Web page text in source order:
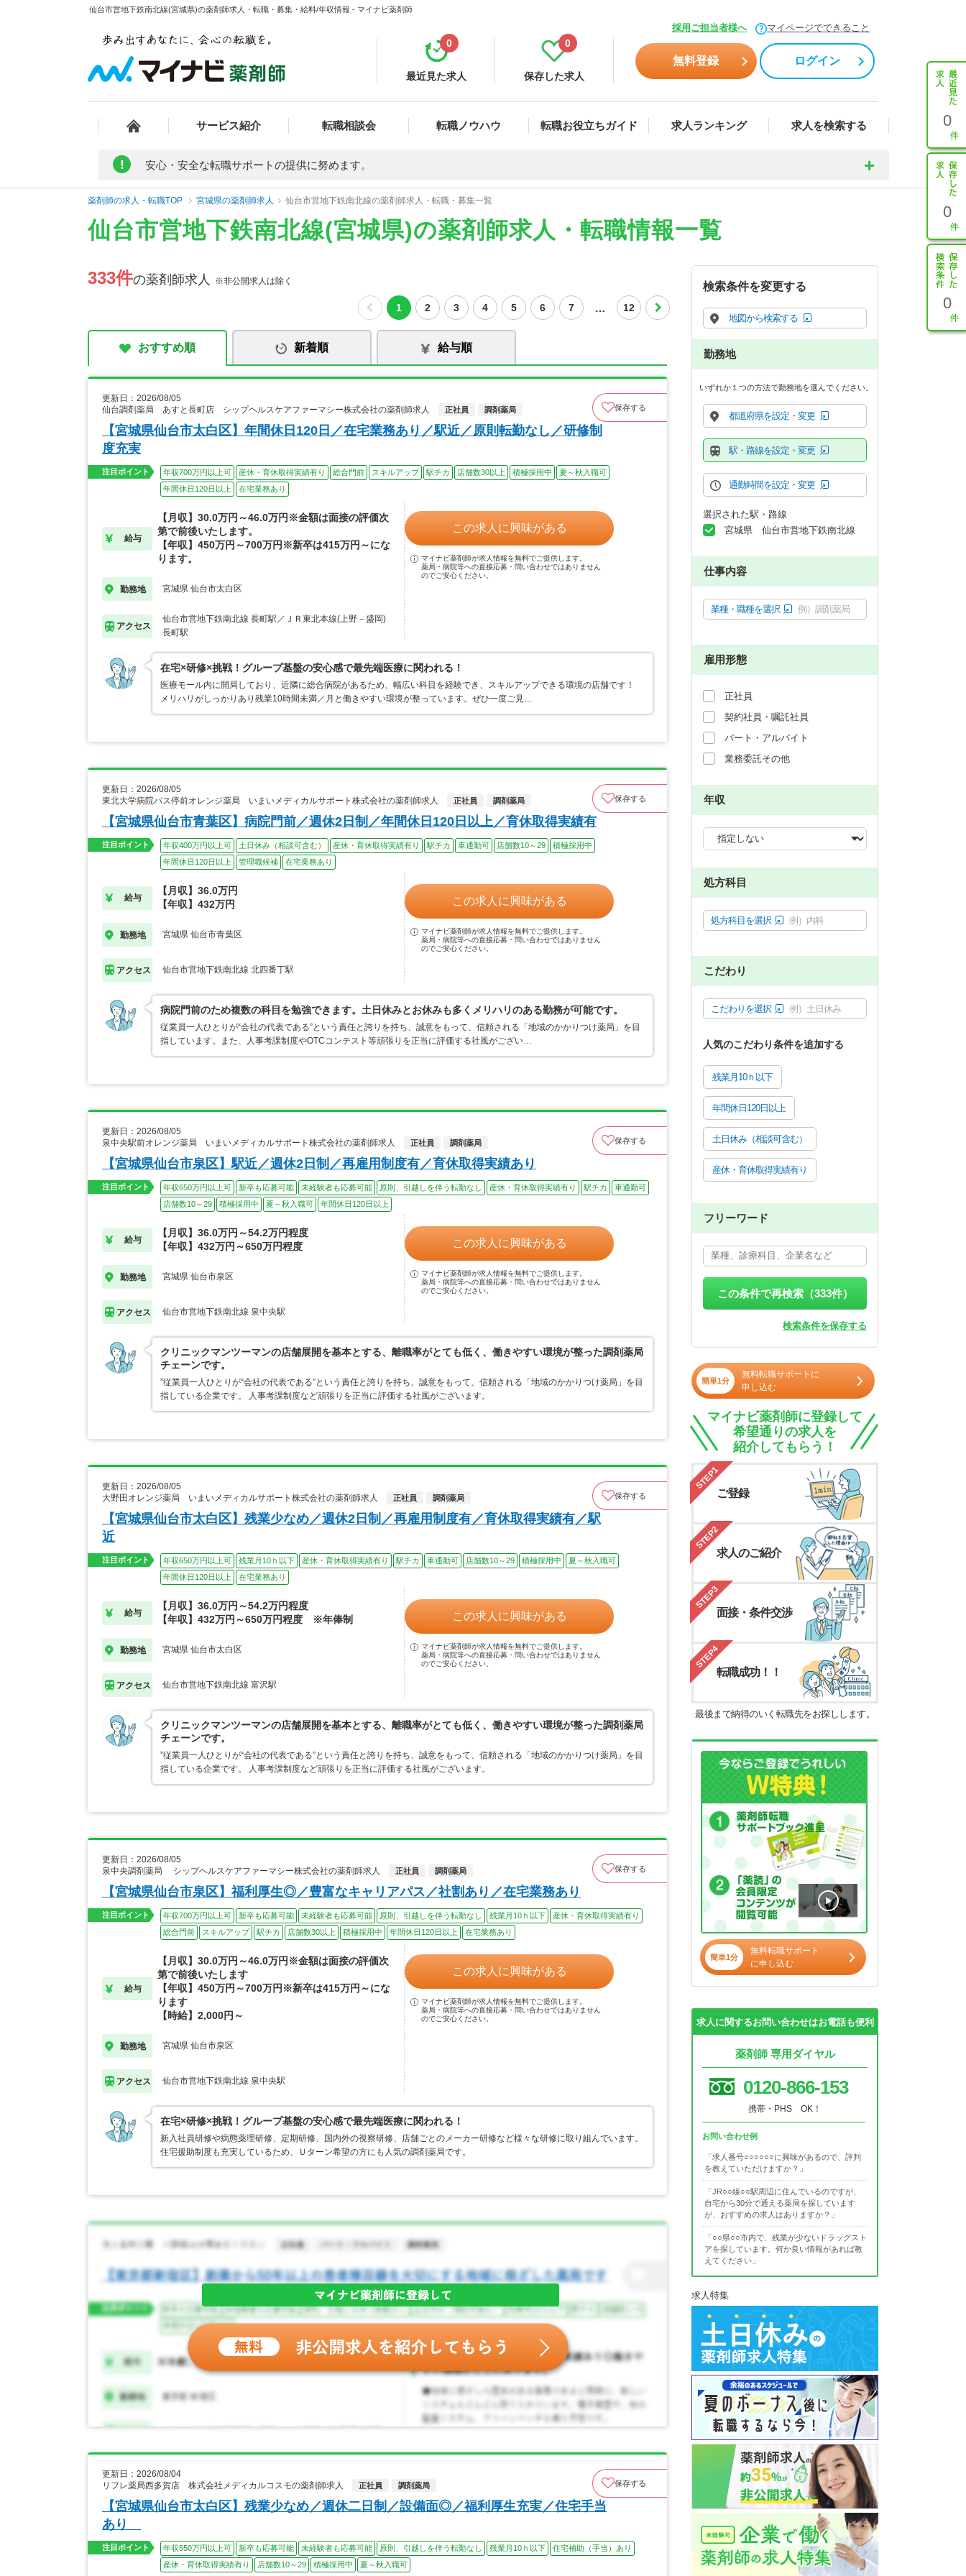
仙台市営地下鉄南北線(宮城県)の薬剤師求人・転職・募集・給料/年収情報 - マイナビ薬剤師
採用ご担当者様へ マイページでできること
最近見た求人
0
保存した求人
0
無料登録 ログイン
サービス紹介 転職相談会 転職ノウハウ 転職お役立ちガイド 求人ランキング 求人を検索する 0
0
0
! 安心・安全な転職サポートの提供に努めます。
薬剤師の求人・転職TOP 宮城県の薬剤師求人 仙台市営地下鉄南北線の薬剤師求人・転職・募集一覧
仙台市営地下鉄南北線(宮城県)の薬剤師求人・転職情報一覧
333件の薬剤師求人 ※非公開求人は除く
1 2 3 4 5 6 7 … 12
おすすめ順 新着順 給与順
更新日：2026/08/05
仙台調剤薬局 あすと長町店 シップヘルスケアファーマシー株式会社の薬剤師求人
正社員 調剤薬局 保存する
【宮城県仙台市太白区】年間休日120日／在宅業務あり／駅近／原則転勤なし／研修制
度充実
注目ポイント 年収700万円以上可 産休・育休取得実績有り 総合門前 スキルアップ 駅チカ 店舗数30以上 積極採用中
夏～秋入職可
年間休日120日以上
在宅業務あり
給与
【月収】30.0万円～46.0万円※金額は面接の評価次
第で前後いたします。
【年収】450万円～700万円※新卒は415万円～にな
ります。
勤務地 宮城県 仙台市太白区
アクセス
仙台市営地下鉄南北線 長町駅／ＪＲ東北本線(上野－盛岡)
長町駅
この求人に興味がある
マイナビ薬剤師が求人情報を無料でご提供します。
薬局・病院等への直接応募・問い合わせではありません
のでご安心ください。
在宅×研修×挑戦！グループ基盤の安心感で最先端医療に関われる！
医療モール内に開局しており、近隣に総合病院があるため、幅広い科目を経験でき、スキルアップできる環境の店舗です！
メリハリがしっかりあり残業10時間未満／月と働きやすい環境が整っています。ぜひ一度ご見…
更新日：2026/08/05
東北大学病院バス停前オレンジ薬局 いまいメディカルサポート株式会社の薬剤師求人
正社員 調剤薬局 保存する
【宮城県仙台市青葉区】病院門前／週休2日制／年間休日120日以上／育休取得実績有
注目ポイント 年収400万円以上可 土日休み（相談可含む） 産休・育休取得実績有り 駅チカ 車通勤可 店舗数10～29
積極採用中
年間休日120日以上
管理職候補 在宅業務あり
給与
【月収】36.0万円
【年収】432万円
勤務地 宮城県 仙台市青葉区
アクセス 仙台市営地下鉄南北線 北四番丁駅
この求人に興味がある
マイナビ薬剤師が求人情報を無料でご提供します。
薬局・病院等への直接応募・問い合わせではありません
のでご安心ください。
病院門前のため複数の科目を勉強できます。土日休みとお休みも多くメリハリのある勤務が可能です。
従業員一人ひとりが“会社の代表である”という責任と誇りを持ち、誠意をもって、信頼される「地域のかかりつけ薬局」を目
指しています。また、人事考課制度やOTCコンテスト等頑張りを正当に評価する社風がござい…
更新日：2026/08/05
泉中央駅前オレンジ薬局 いまいメディカルサポート株式会社の薬剤師求人
正社員 調剤薬局 保存する
【宮城県仙台市泉区】駅近／週休2日制／再雇用制度有／育休取得実績あり
注目ポイント 年収650万円以上可 新卒も応募可能 未経験者も応募可能 原則、引越しを伴う転勤なし 産休・育休取得実績有り 駅チカ
車通勤可
店舗数10～29
積極採用中 夏～秋入職可 年間休日120日以上
給与
【月収】36.0万円～54.2万円程度
【年収】432万円～650万円程度
勤務地 宮城県 仙台市泉区
アクセス 仙台市営地下鉄南北線 泉中央駅
この求人に興味がある
マイナビ薬剤師が求人情報を無料でご提供します。
薬局・病院等への直接応募・問い合わせではありません
のでご安心ください。
クリニックマンツーマンの店舗展開を基本とする、離職率がとても低く、働きやすい環境が整った調剤薬局
チェーンです。
”従業員一人ひとりが“会社の代表である”という責任と誇りを持ち、誠意をもって、信頼される「地域のかかりつけ薬局」を目
指している企業です。 人事考課制度など頑張りを正当に評価する社風がございます。
更新日：2026/08/05
大野田オレンジ薬局 いまいメディカルサポート株式会社の薬剤師求人
正社員 調剤薬局 保存する
【宮城県仙台市太白区】残業少なめ／週休2日制／再雇用制度有／育休取得実績有／駅
近
注目ポイント 年収650万円以上可 残業月10ｈ以下 産休・育休取得実績有り 駅チカ 車通勤可 店舗数10～29 積極採用中
夏～秋入職可
年間休日120日以上
在宅業務あり
給与
【月収】36.0万円～54.2万円程度
【年収】432万円～650万円程度 ※年俸制
勤務地 宮城県 仙台市太白区
アクセス 仙台市営地下鉄南北線 富沢駅
この求人に興味がある
マイナビ薬剤師が求人情報を無料でご提供します。
薬局・病院等への直接応募・問い合わせではありません
のでご安心ください。
クリニックマンツーマンの店舗展開を基本とする、離職率がとても低く、働きやすい環境が整った調剤薬局
チェーンです。
”従業員一人ひとりが“会社の代表である”という責任と誇りを持ち、誠意をもって、信頼される「地域のかかりつけ薬局」を目
指している企業です。 人事考課制度など頑張りを正当に評価する社風がございます。
更新日：2026/08/05
泉中央調剤薬局 シップヘルスケアファーマシー株式会社の薬剤師求人
正社員 調剤薬局 保存する
【宮城県仙台市泉区】福利厚生◎／豊富なキャリアパス／社割あり／在宅業務あり
注目ポイント 年収700万円以上可 新卒も応募可能 未経験者も応募可能 原則、引越しを伴う転勤なし 残業月10ｈ以下
産休・育休取得実績有り
総合門前
スキルアップ 駅チカ 店舗数30以上 積極採用中 年間休日120日以上 在宅業務あり
給与
【月収】30.0万円～46.0万円※金額は面接の評価次
第で前後いたします
【年収】450万円～700万円※新卒は415万円～にな
ります
【時給】2,000円～
勤務地 宮城県 仙台市泉区
アクセス 仙台市営地下鉄南北線 泉中央駅
この求人に興味がある
マイナビ薬剤師が求人情報を無料でご提供します。
薬局・病院等への直接応募・問い合わせではありません
のでご安心ください。
在宅×研修×挑戦！グループ基盤の安心感で最先端医療に関われる！
新入社員研修や病態薬理研修、定期研修、国内外の視察研修、店舗ごとのメーカー研修など様々な研修に取り組んでいます。
住宅援助制度も充実しているため、Ｕターン希望の方にも人気の調剤薬局です。
更新日：2026/08/04
リフレ薬局西多賀店 株式会社メディカルコスモの薬剤師求人
正社員 調剤薬局 保存する
【宮城県仙台市太白区】残業少なめ／週休二日制／設備面◎／福利厚生充実／住宅手当
あり
注目ポイント 年収550万円以上可 新卒も応募可能 未経験者も応募可能 原則、引越しを伴う転勤なし 残業月10ｈ以下
住宅補助（手当）あり
産休・育休取得実績有り
店舗数10～29 積極採用中 夏～秋入職可
検索条件を変更する
地図から検索する
勤務地
いずれか１つの方法で勤務地を選んでください。
都道府県を設定・変更
駅・路線を設定・変更
通勤時間を設定・変更
選択された駅・路線
宮城県 仙台市営地下鉄南北線
仕事内容
業種・職種を選択 例）調剤薬局
雇用形態
正社員
契約社員・嘱託社員
パート・アルバイト
業務委託その他
年収
処方科目
処方科目を選択 例）内科
こだわり
こだわりを選択 例）土日休み
人気のこだわり条件を追加する
残業月10ｈ以下
年間休日120日以上
土日休み（相談可含む）
産休・育休取得実績有り
フリーワード
この条件で再検索（333件）
検索条件を保存する
簡単1分
無料転職サポートに
申し込む
マイナビ薬剤師に登録して
希望通りの求人を
紹介してもらう！
STEP1
ご登録
STEP2
求人のご紹介
STEP3
面接・条件交渉
STEP4
転職成功！！
最後まで納得のいく転職先をお探しします。
簡単1分
無料転職サポート
に申し込む
求人に関するお問い合わせはお電話も便利
薬剤師 専用ダイヤル
0120-866-153
携帯・PHS OK！
お問い合わせ例
「求人番号○○○○○○に興味があるので、評判
を教えていただけますか？」
「JR○○線○○駅周辺に住んでいるのですが、
自宅から30分で通える薬局を探しています
が、おすすめの求人はありますか？」
「○○県○○市内で、残業が少ないドラッグスト
アを探しています。何か良い情報があれば教
えてください」
求人特集